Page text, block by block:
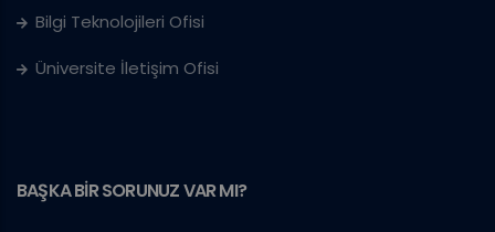
Bilgi Teknolojileri Ofisi
Üniversite İletişim Ofisi
BAŞKA BİR SORUNUZ VAR MI?